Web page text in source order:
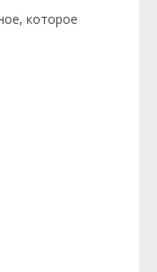
которое